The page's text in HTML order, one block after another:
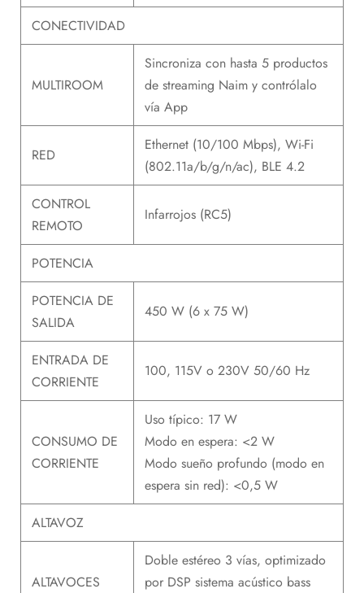
CONECTIVIDAD
MULTIROOM
Sincroniza con hasta 5 productos
de streaming Naim y contrólalo
vía App
RED
Ethernet (10/100 Mbps), Wi-Fi
(802.11a/b/g/n/ac), BLE 4.2
CONTROL
REMOTO
Infarrojos (RC5)
POTENCIA
POTENCIA DE
SALIDA
450 W (6 x 75 W)
ENTRADA DE
CORRIENTE
100, 115V o 230V 50/60 Hz
CONSUMO DE
CORRIENTE
Uso típico: 17 W
Modo en espera: <2 W
Modo sueño profundo (modo en
espera sin red): <0,5 W
ALTAVOZ
ALTAVOCES
Doble estéreo 3 vías, optimizado
por DSP sistema acústico bass